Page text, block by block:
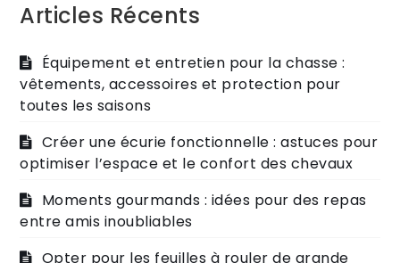
Articles Récents
Équipement et entretien pour la chasse :
vêtements, accessoires et protection pour
toutes les saisons
Créer une écurie fonctionnelle : astuces pour
optimiser l’espace et le confort des chevaux
Moments gourmands : idées pour des repas
entre amis inoubliables
Opter pour les feuilles à rouler de grande